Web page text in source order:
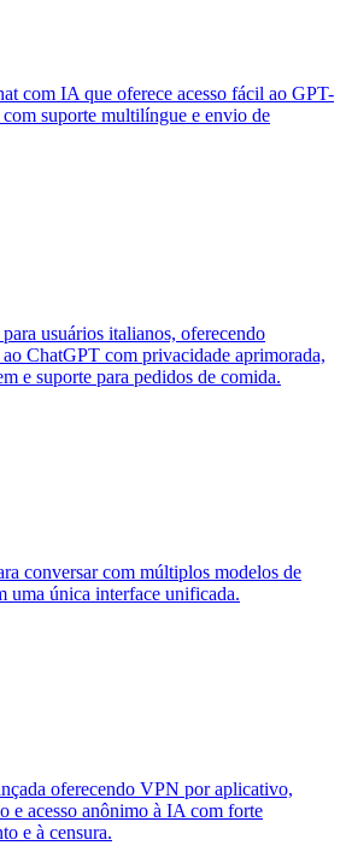
com IA que oferece acesso fácil ao GPT-
suporte multilíngue e envio de
usuários italianos, oferecendo
ao ChatGPT com privacidade aprimorada,
e suporte para pedidos de comida.
conversar com múltiplos modelos de
uma única interface unificada.
oferecendo VPN por aplicativo,
e acesso anônimo à IA com forte
e à censura.